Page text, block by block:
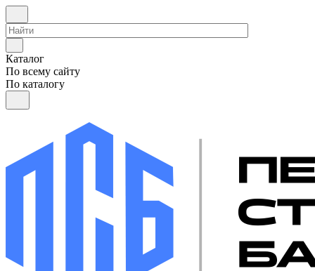
Каталог
По всему сайту
По каталогу